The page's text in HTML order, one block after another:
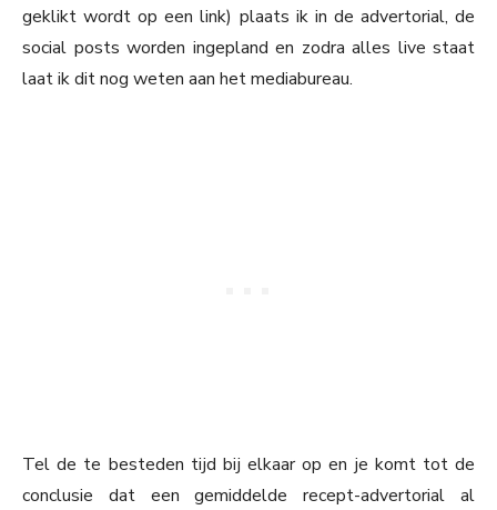
geklikt wordt op een link) plaats ik in de advertorial, de
social posts worden ingepland en zodra alles live staat
laat ik dit nog weten aan het mediabureau.
Tel de te besteden tijd bij elkaar op en je komt tot de
conclusie dat een gemiddelde recept-advertorial al